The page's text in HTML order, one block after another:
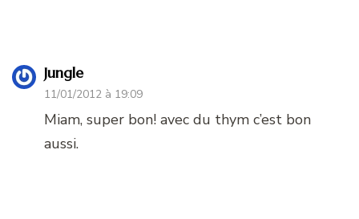
Jungle
11/01/2012 à 19:09
Miam, super bon! avec du thym c’est bon
aussi.